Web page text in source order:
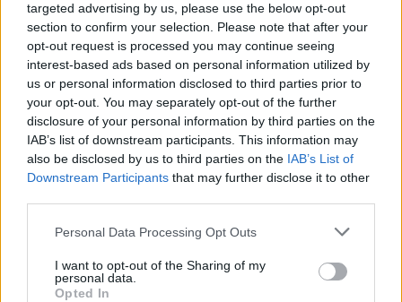
targeted advertising by us, please use the below opt-out
section to confirm your selection. Please note that after your
opt-out request is processed you may continue seeing
interest-based ads based on personal information utilized by
us or personal information disclosed to third parties prior to
your opt-out. You may separately opt-out of the further
disclosure of your personal information by third parties on the
IAB’s list of downstream participants. This information may
also be disclosed by us to third parties on the IAB’s List of
Downstream Participants that may further disclose it to other
Please note that this website/app uses one or more Google
not limited to your visit or usage behaviour. You may click to
grant or deny consent to Google and its third-party tags to
Personal Data Processing Opt Outs
I want to opt-out of the Sharing of my
personal data.
Opted In
Verder lezen
NEWS